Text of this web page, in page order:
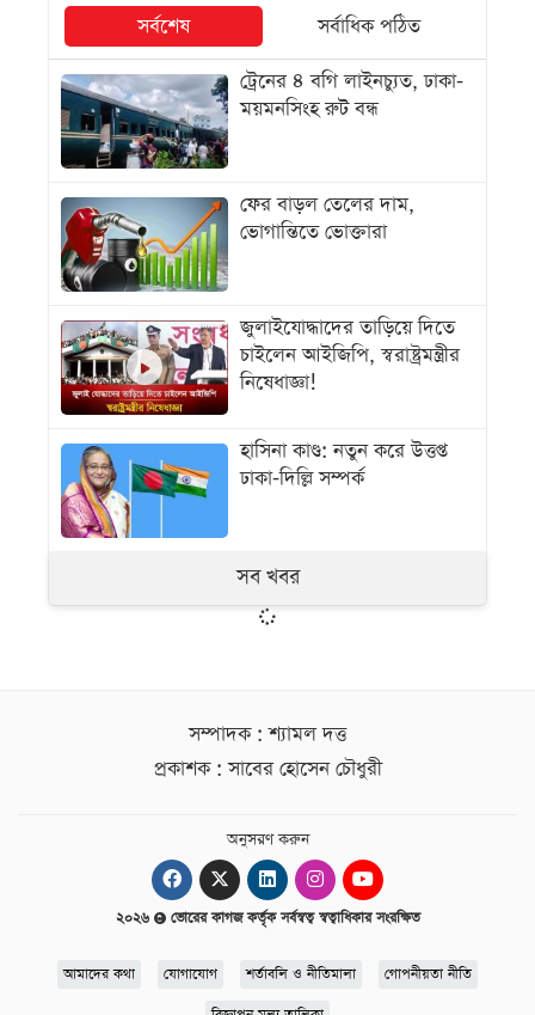
সর্বশেষ
সর্বাধিক পঠিত
ট্রেনের ৪ বগি লাইনচ্যুত, ঢাকা-
ময়মনসিংহ রুট বন্ধ
ফের বাড়ল তেলের দাম,
ভোগান্তিতে ভোক্তারা
জুলাইযোদ্ধাদের তাড়িয়ে দিতে
চাইলেন আইজিপি, স্বরাষ্ট্রমন্ত্রীর
নিষেধাজ্ঞা!
হাসিনা কাণ্ড: নতুন করে উত্তপ্ত
ঢাকা-দিল্লি সম্পর্ক
সব খবর
সম্পাদক : শ্যামল দত্ত
প্রকাশক : সাবের হোসেন চৌধুরী
অনুসরণ করুন
২০২৬ ভোরের কাগজ কর্তৃক সর্বস্বত্ব স্বত্বাধিকার সংরক্ষিত
আমাদের কথা যোগাযোগ শর্তাবলি ও নীতিমালা গোপনীয়তা নীতি